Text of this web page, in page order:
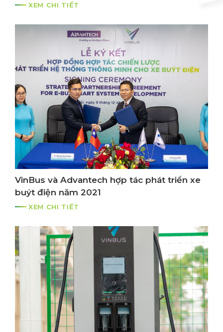
XEM CHI TIẾT
VinBus và Advantech hợp tác phát triển xe
buýt điện năm 2021
XEM CHI TIẾT